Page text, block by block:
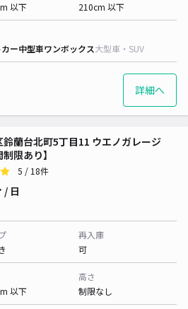
以下
210cm 以下
ー中型車ワンボックス大型車・SUV
詳細へ
鈴蘭台北町5丁目11 ウエノガレージ
制限あり】
5 / 18件
/ 日
再入庫
可
以下
高さ
制限なし